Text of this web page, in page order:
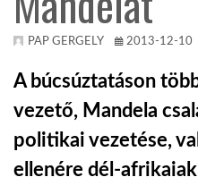
AFRIKA TUDÁSTÁR
A NAP SZÉPE
LINKTR.EE
PAP GERGELY 2013-12-10
A búcsúztatáson
vezető, Mandela
politikai vezetése,
ellenére dél-